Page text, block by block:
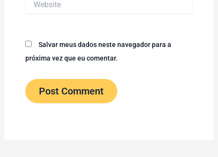
Salvar meus dados neste navegador para a
próxima vez que eu comentar.